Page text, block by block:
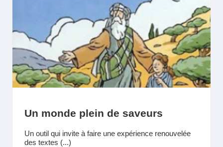
Un monde plein de saveurs
Un outil qui invite à faire une expérience renouvelée
des textes (...)